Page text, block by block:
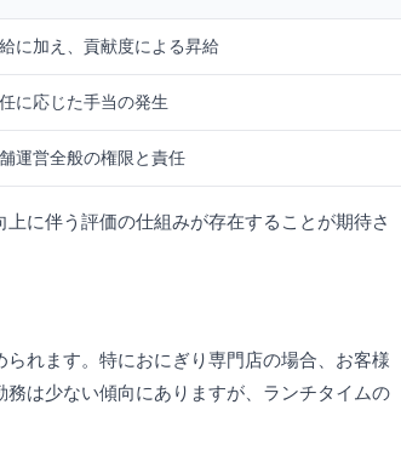
に加え、貢献度による昇給
に応じた手当の発生
運営全般の権限と責任
に伴う評価の仕組みが存在することが期待さ
れます。特におにぎり専門店の場合、お客様
は少ない傾向にありますが、ランチタイムの